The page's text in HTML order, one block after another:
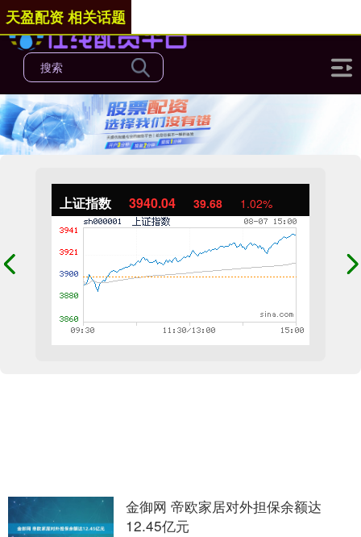
上证指数 3940.04 39.68 1.02%
天盈配资 相关话题
金御网 帝欧家居对外担保余额达
12.45亿元